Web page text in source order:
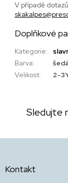
V případě
Doplňkové
Kategorie:
Barva:
Velikost: 2-
Sledujte
Kontakt